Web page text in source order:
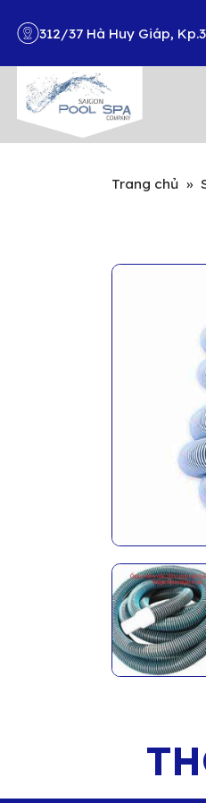
312/37 Hà Huy Giáp,
Trang chủ »